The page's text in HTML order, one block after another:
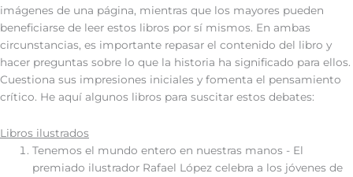
imágenes de una página, mientras que los mayores pueden
beneficiarse de leer estos libros por sí mismos. En ambas
circunstancias, es importante repasar el contenido del libro y
hacer preguntas sobre lo que la historia ha significado para ellos.
Cuestiona sus impresiones iniciales y fomenta el pensamiento
crítico. He aquí algunos libros para suscitar estos debates:
Libros ilustrados
Tenemos el mundo entero en nuestras manos - El
premiado ilustrador Rafael López celebra a los jóvenes de